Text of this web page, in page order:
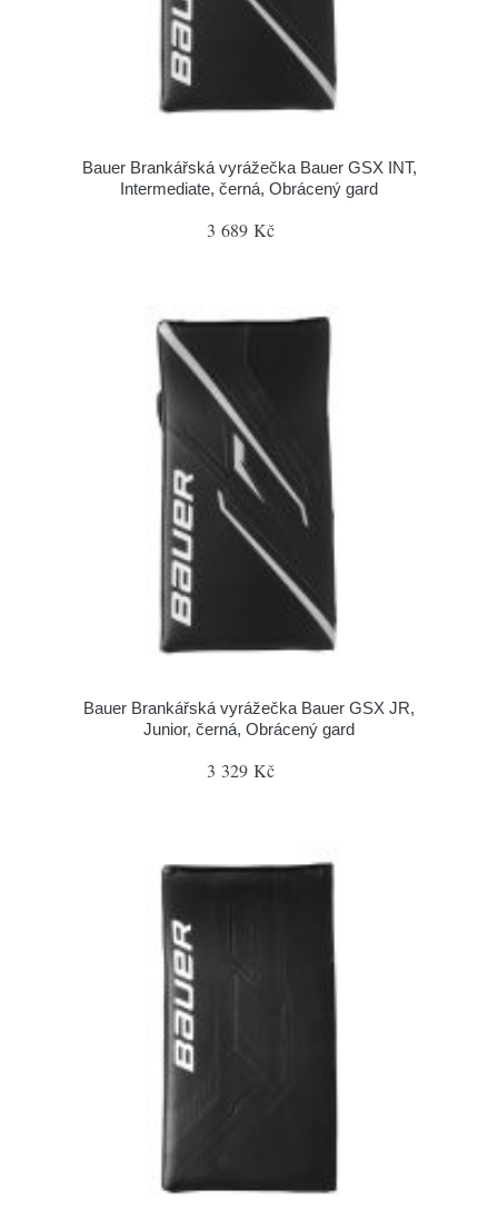
Bauer Brankářská vyrážečka Bauer GSX INT,
Intermediate, černá, Obrácený gard
3 689 Kč
Bauer Brankářská vyrážečka Bauer GSX JR,
Junior, černá, Obrácený gard
3 329 Kč